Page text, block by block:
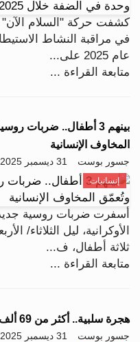
كشفت حركة "السلام الآن"
في مراقبة النشاط
عام 2025 على...
متابعة القراءة ...
بينهم 3 أطفال..
المخاوف الإنسانية
جسور بوست 31 ديسمبر 2025 - 20:10
إنسانيات
أسفرت ضربات روسية
الأوكرانية، ليل الثلاثاء/
ثلاثة أطفال، ف...
متابعة القراءة ...
هجرة سلبية.. أكثر من 69 ألف مقيم يغادرون إسرائيل في 2025
جسور بوست 31 ديسمبر 2025 - 17:55